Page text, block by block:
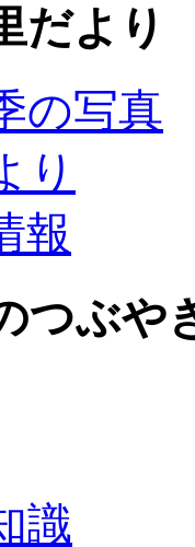
だより
の写真
り
報
つぶや
識